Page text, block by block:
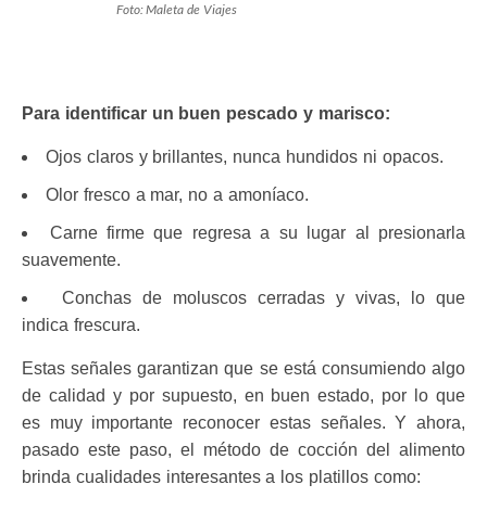
Foto: Maleta de Viajes
Para identificar un buen pescado y marisco:
Ojos claros y brillantes, nunca hundidos ni opacos.
Olor fresco a mar, no a amoníaco.
Carne firme que regresa a su lugar al presionarla
suavemente.
Conchas de moluscos cerradas y vivas, lo que
indica frescura.
Estas señales garantizan que se está consumiendo algo
de calidad y por supuesto, en buen estado, por lo que
es muy importante reconocer estas señales. Y ahora,
pasado este paso, el método de cocción del alimento
brinda cualidades interesantes a los platillos como: